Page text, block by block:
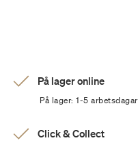
På lager online
På lager: 1-5
Click & Collect